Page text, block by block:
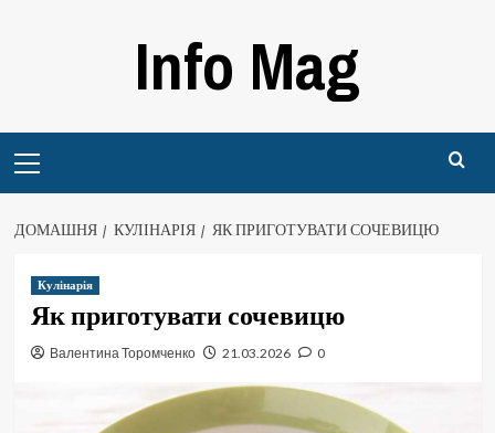
Info Mag
Menu
ДОМАШНЯ КУЛІНАРІЯ ЯК ПРИГОТУВАТИ СОЧЕВИЦЮ
Кулінарія
Як приготувати сочевицю
Валентина Торомченко 21.03.2026 0